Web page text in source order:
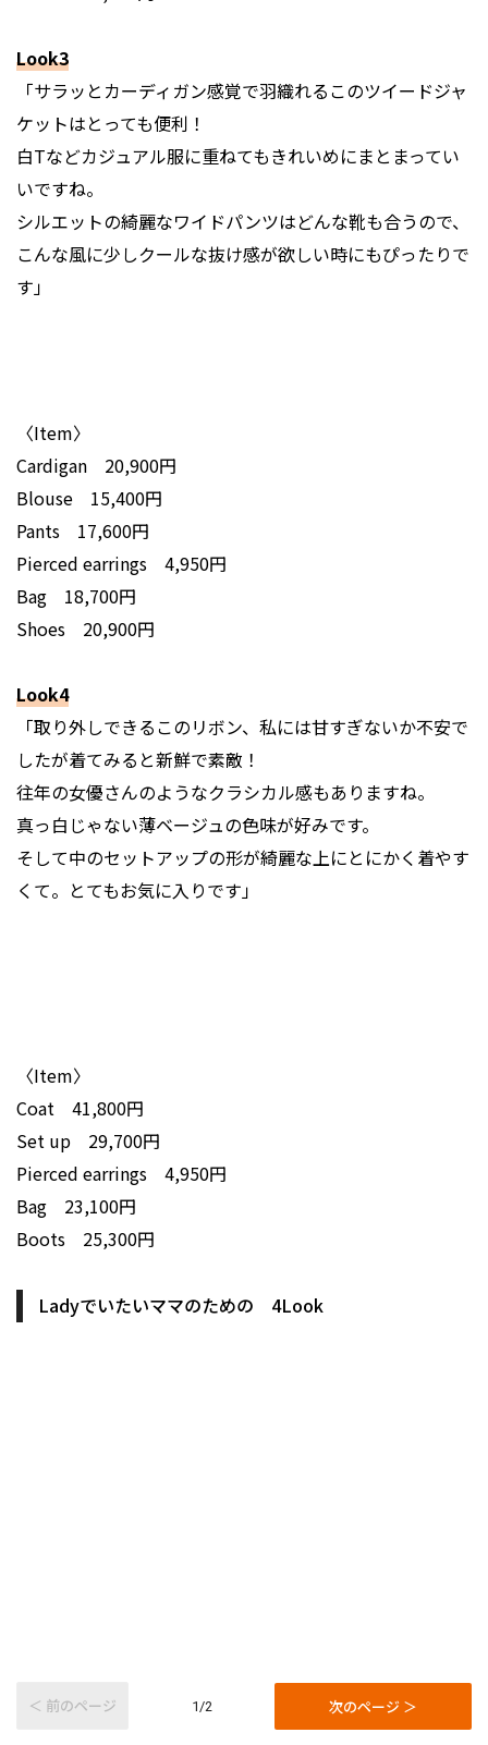
Look3
「サラッとカーディガン感覚で羽織れるこのツイードジャ
ケットはとっても便利！
白Tなどカジュアル服に重ねてもきれいめにまとまってい
いですね。
シルエットの綺麗なワイドパンツはどんな靴も合うので、
こんな風に少しクールな抜け感が欲しい時にもぴったりで
す」
〈Item〉
Cardigan 20,900円
Blouse 15,400円
Pants 17,600円
Pierced earrings 4,950円
Bag 18,700円
Shoes 20,900円
Look4
「取り外しできるこのリボン、私には甘すぎないか不安で
したが着てみると新鮮で素敵！
往年の女優さんのようなクラシカル感もありますね。
真っ白じゃない薄ベージュの色味が好みです。
そして中のセットアップの形が綺麗な上にとにかく着やす
くて。とてもお気に入りです」
〈Item〉
Coat 41,800円
Set up 29,700円
Pierced earrings 4,950円
Bag 23,100円
Boots 25,300円
Ladyでいたいママのための 4Look
＜ 前のページ 1/2 次のページ ＞